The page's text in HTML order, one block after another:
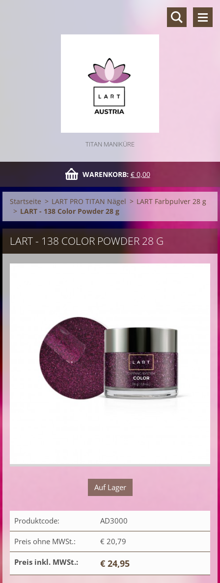
TITAN MANIKÜRE
WARENKORB: € 0,00
Startseite > LART PRO TITAN Nägel > LART Farbpulver 28 g
> LART - 138 Color Powder 28 g
LART - 138 COLOR POWDER 28 G
Auf Lager
Produktcode: AD3000
Preis ohne MWSt.: € 20,79
Preis inkl. MWSt.: € 24,95